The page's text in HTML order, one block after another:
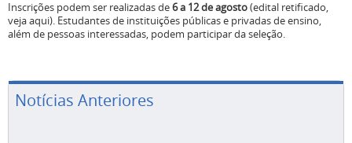
Inscrições podem ser realizadas de6 a 12 de agosto(edital retificado,
veja aqui). Estudantes de instituições públicas e privadas de ensino,
além de pessoas interessadas, podem participar da seleção.
Notícias Anteriores